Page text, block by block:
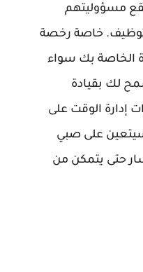
مسؤوليتهم
خاصة رخصة
الخاصة بك سواء
لك بقيادة
الوقت على
على صبي
حتى يتمكن من